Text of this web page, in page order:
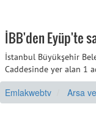
İBB'den Eyüp'te
İstanbul Büyükşehir
Caddesinde yer alan 1
Emlakwebtv Arsa